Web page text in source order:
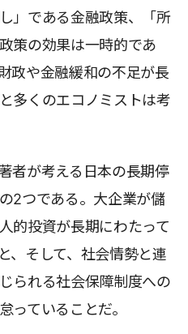
」である金融政策、「所
策の効果は一時的であ
政や金融緩和の不足が長
多くのエコノミストは考
者が考える日本の長期停
2つである。大企業が儲
的投資が長期にわたって
、そして、社会情勢と連
られる社会保障制度への
っていることだ。